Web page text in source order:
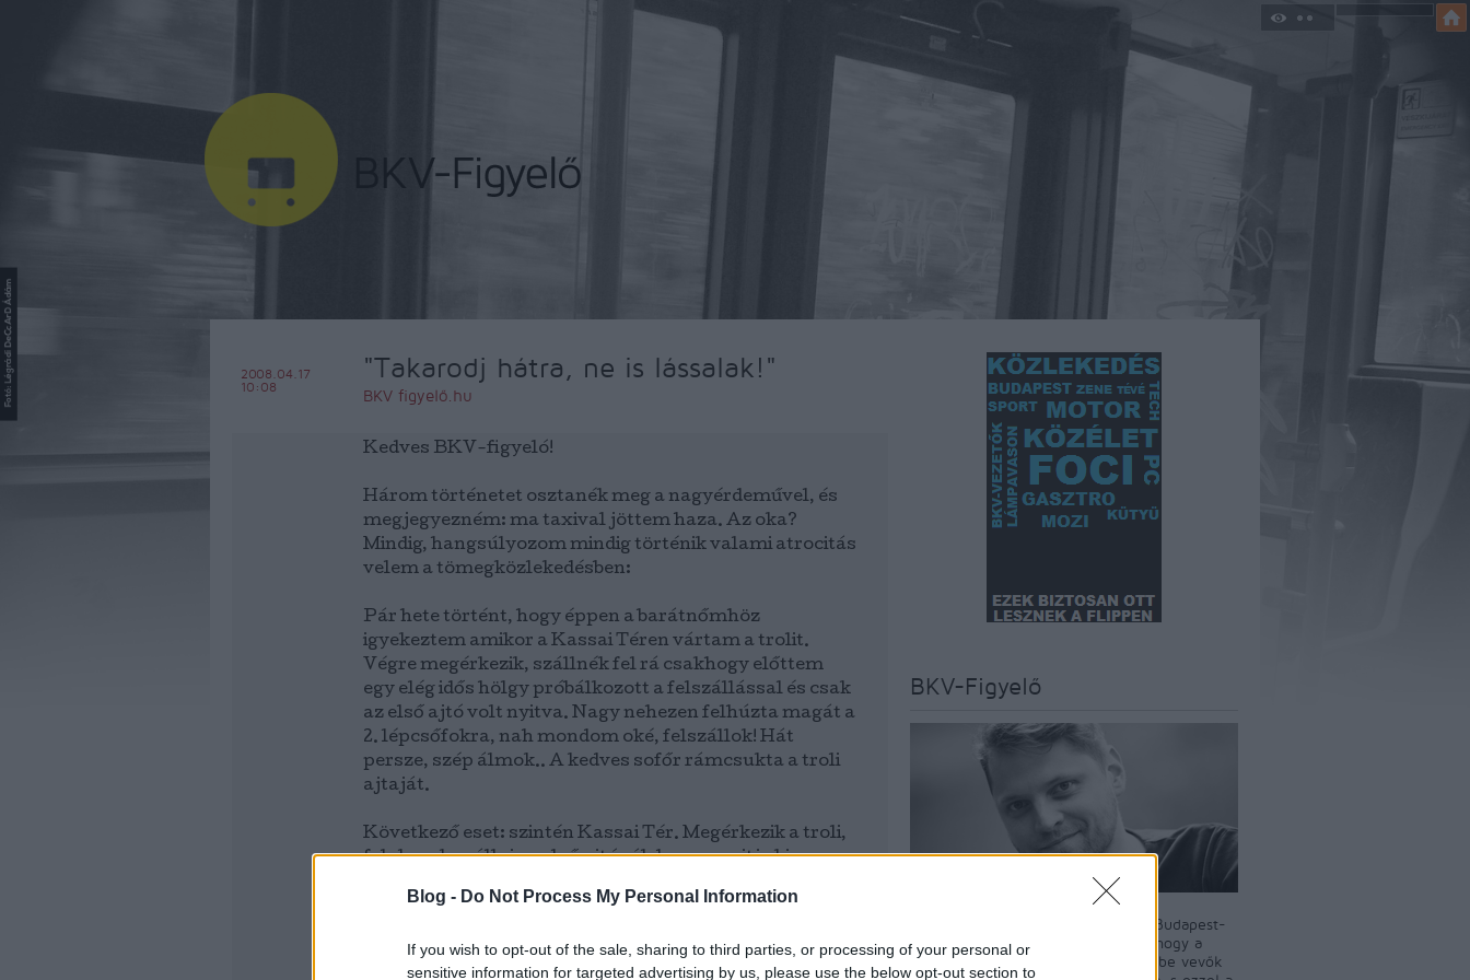
Blog - Do Not Process My Personal Information
If you wish to opt-out of the sale, sharing to third parties, or processing of your personal or
sensitive information for targeted advertising by us, please use the below opt-out section to
"Takarodj hátra, ne is lássalak!"
BKV figyelő.hu
2008.04.17
10:08
Kedves BKV-figyeló!
Három történetet osztanék meg a nagyérdeművel, és
megjegyezném: ma taxival jöttem haza. Az oka?
Mindig, hangsúlyozom mindig történik valami atrocitás
velem a tömegközlekedésben:
Pár hete történt, hogy éppen a barátnőmhöz
igyekeztem amikor a Kassai Téren vártam a trolit.
Végre megérkezik, szállnék fel rá csakhogy előttem
egy elég idős hölgy próbálkozott a felszállással és csak
az első ajtó volt nyitva. Nagy nehezen felhúzta magát a
2. lépcsőfokra, nah mondom oké, felszállok! Hát
persze, szép álmok.. A kedves sofőr rámcsukta a troli
ajtaját.
Következő eset: szintén Kassai Tér. Megérkezik a troli,
felakarok szállni az első ajtónál de nem nyitja ki a
nyitva volt, erre már csukja be. Úgy kellett
BKV-Figyelő
Az oldal szerkesztője Király Dávid Budapest-
szakújságíró. A BKV-Figyelő célja, hogy a
budapesti tömegközlekedést igénybe vevők